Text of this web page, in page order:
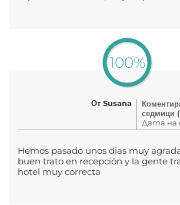
100%
От Susana
седмици
Дата на
Hemos pasado unos dias muy
buen trato en recepción y la gente
hotel muy correcta